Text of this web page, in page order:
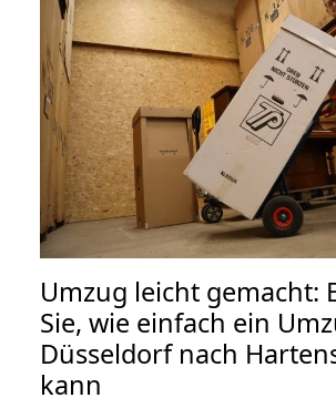
Umzug leicht gemacht:
Sie, wie einfach ein
Düsseldorf nach
kann